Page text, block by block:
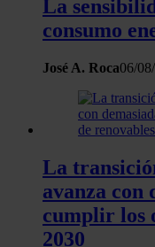
La
consumo
José A. Roca06/
La
avanza con
cumplir los
2030